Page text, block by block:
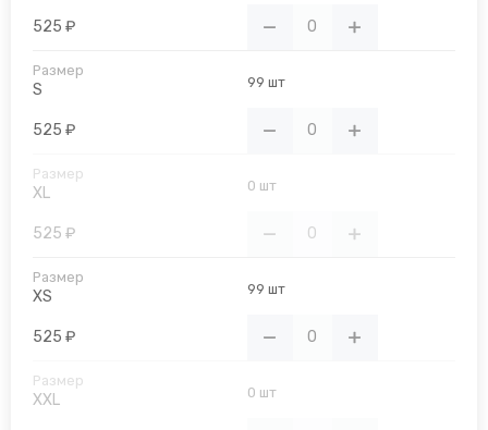
525 ₽
S 99 шт
525 ₽
XL 0 шт
525 ₽
XS 99 шт
525 ₽
XXL 0 шт